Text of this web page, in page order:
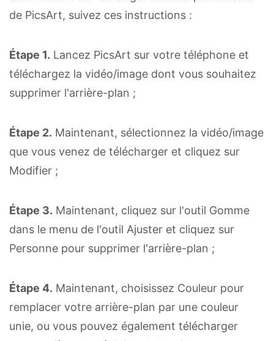
de PicsArt, suivez ces instructions :
Étape 1. Lancez PicsArt sur votre téléphone et
téléchargez la vidéo/image dont vous souhaitez
supprimer l'arrière-plan ;
Étape 2. Maintenant, sélectionnez la vidéo/image
que vous venez de télécharger et cliquez sur
Modifier ;
Étape 3. Maintenant, cliquez sur l'outil Gomme
dans le menu de l'outil Ajuster et cliquez sur
Personne pour supprimer l'arrière-plan ;
Étape 4. Maintenant, choisissez Couleur pour
remplacer votre arrière-plan par une couleur
unie, ou vous pouvez également télécharger